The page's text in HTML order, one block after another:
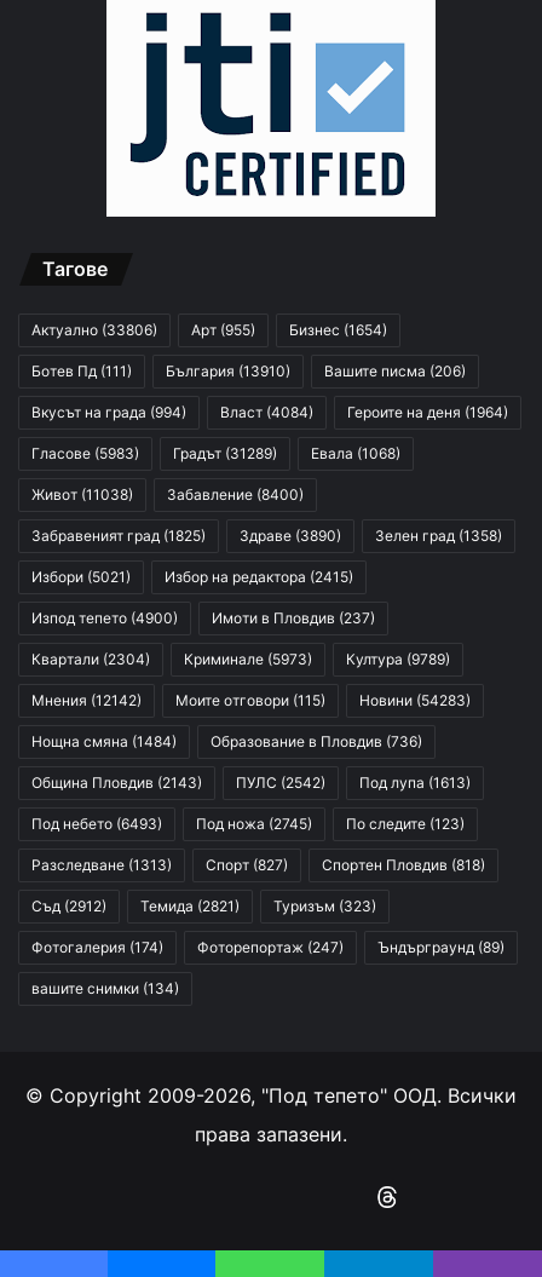
Тагове
Актуално (33806) Арт (955) Бизнес (1654)
Ботев Пд (111) България (13910) Вашите писма (206)
Вкусът на града (994) Власт (4084) Героите на деня (1964)
Гласове (5983) Градът (31289) Евала (1068)
Живот (11038) Забавление (8400)
Забравеният град (1825) Здраве (3890) Зелен град (1358)
Избори (5021) Избор на редактора (2415)
Изпод тепето (4900) Имоти в Пловдив (237)
Квартали (2304) Криминале (5973) Култура (9789)
Мнения (12142) Моите отговори (115) Новини (54283)
Нощна смяна (1484) Образование в Пловдив (736)
Община Пловдив (2143) ПУЛС (2542) Под лупа (1613)
Под небето (6493) Под ножа (2745) По следите (123)
Разследване (1313) Спорт (827) Спортен Пловдив (818)
Съд (2912) Темида (2821) Туризъм (323)
Фотогалерия (174) Фоторепортаж (247) Ъндърграунд (89)
вашите снимки (134)
© Copyright 2009-2026, "Под тепето" ООД. Всички
права запазени.
Instagram
RSS